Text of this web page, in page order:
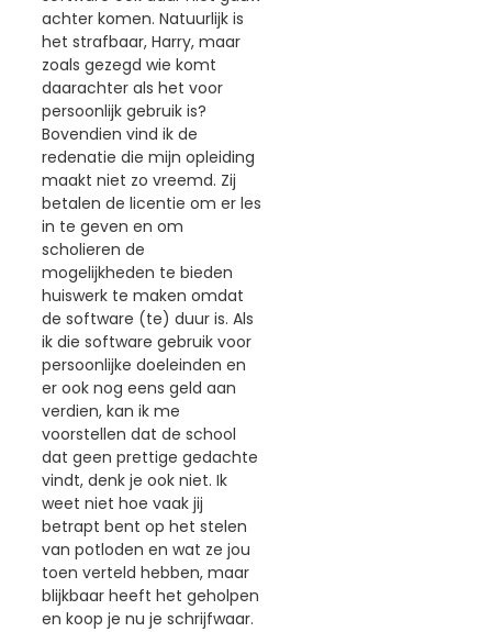
achter komen. Natuurlijk is
het strafbaar, Harry, maar
zoals gezegd wie komt
daarachter als het voor
persoonlijk gebruik is?
Bovendien vind ik de
redenatie die mijn opleiding
maakt niet zo vreemd. Zij
betalen de licentie om er les
in te geven en om
scholieren de
mogelijkheden te bieden
huiswerk te maken omdat
de software (te) duur is. Als
ik die software gebruik voor
persoonlijke doeleinden en
er ook nog eens geld aan
verdien, kan ik me
voorstellen dat de school
dat geen prettige gedachte
vindt, denk je ook niet. Ik
weet niet hoe vaak jij
betrapt bent op het stelen
van potloden en wat ze jou
toen verteld hebben, maar
blijkbaar heeft het geholpen
en koop je nu je schrijfwaar.